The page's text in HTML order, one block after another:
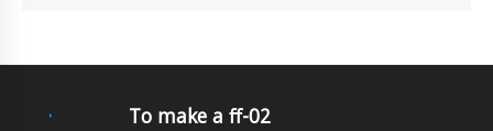
To make a ff-02